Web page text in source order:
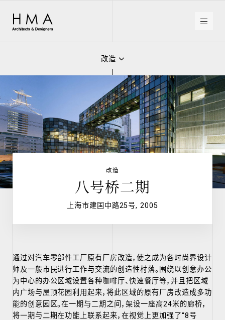
HMA
Architects
&
改造
室内设计
改造
八号桥二期
上海市建国中路25号, 2005
通过对汽车零部件工厂原有厂房改造，使之成为各时尚界设计
师及一般市民进行工作与交流的创造性村落。围绕以创意办公
为中心的办公区域设置各种咖啡厅、快速餐厅等，并且把区域
内广场与屋顶花园利用起来，将此区域的原有厂房改造成多功
能的创意园区。在一期与二期之间，架设一座高24米的廊桥，
将一期与二期在功能上联系起来，在视觉上更加强了“8号